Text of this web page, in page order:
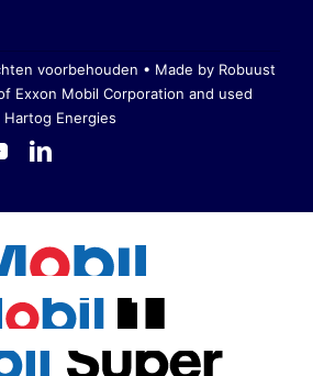
voorbehouden • Made by Robuust
Exxon Mobil Corporation and used
Energies